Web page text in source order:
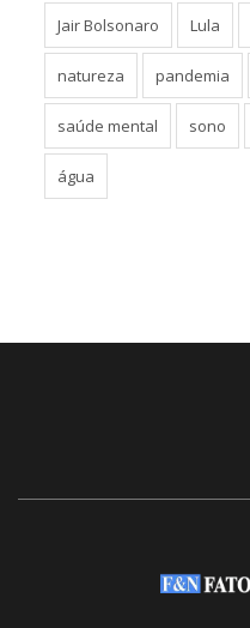
Jair Bolsonaro Lula
natureza pandemia
saúde mental sono
água